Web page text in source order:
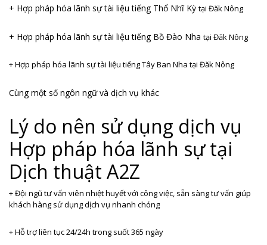
+ Hợp pháp hóa lãnh sự tài liệu tiếng Thổ Nhĩ Kỳ tại Đăk Nông
+ Hợp pháp hóa lãnh sự tài liệu tiếng Bồ Đào Nha tại Đăk Nông
+ Hợp pháp hóa lãnh sự tài liệu tiếng Tây Ban Nha tại Đăk Nông
Cùng một số ngôn ngữ và dịch vụ khác
Lý do nên sử dụng dịch vụ
Hợp pháp hóa lãnh sự tại
Dịch thuật A2Z
+ Đội ngũ tư vấn viên nhiệt huyết với công việc, sẵn sàng tư vấn giúp
khách hàng sử dụng dịch vụ nhanh chóng
+ Hỗ trợ liên tục 24/24h trong suốt 365 ngày